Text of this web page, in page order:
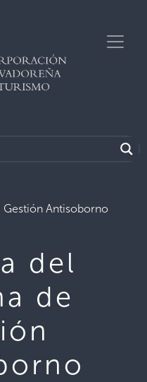
Gestión Antisoborno
del
de